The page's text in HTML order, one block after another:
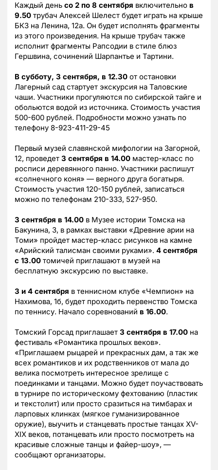
Каждый день со 2 по 8 сентября включительно в
9.50 трубач Алексей Шелест будет играть на крыше
БКЗ на Ленина, 12а. Он будет исполнять фрагменты
из этого произведения. На крыше трубач также
исполнит фрагменты Рапсодии в стиле блюз
Гершвина, сочинений Шарпантье и Тартини.
В субботу, 3 сентября, в 12.30 от остановки
Лагерный сад стартует экскурсия на Таловские
чаши. Участники прогуляются по сибирской тайге и
обольются водой из источника. Стоимость участия
500-600 рублей. Подробности можно узнать по
телефону 8-923-411-29-45
Первый музей славянской мифологии на Загорной,
12, проведет 3 сентября в 14.00 мастер-класс по
росписи деревянного панно. Участники распишут
«солнечного коня» — верного друга богатыря.
Стоимость участия 120-150 рублей, записаться
можно по телефонам 210-333, 527-950.
3 сентября в 14.00 в Музее истории Томска на
Бакунина, 3, в рамках выставки «Древние арии на
Томи» пройдет мастер-класс рисунков на камне
«Арийский талисман своими руками». 4 сентября
с 13.00 томичей приглашают в музей на
бесплатную экскурсию по выставке.
3 и 4 сентября в теннисном клубе «Чемпион» на
Нахимова, 1б, будет проходить первенство Томска
по теннису. Начало соревнований в 16.00.
Томский Горсад приглашает 3 сентября в 17.00 на
фестиваль «Романтика прошлых веков».
«Приглашаем рыцарей и прекрасных дам, а так же
всех романтиков и их родственников от мала до
велика посмотреть интересное зрелище с
поединками и танцами. Можно будет поучаствовать
в турнире по историческому фехтованию (пластик
и текстолит) или просто сразиться на тимбарах и
ларповых клинках (мягкое гуманизированное
оружие), выучить и станцевать простые танцах XV-
XIX веков, потанцевать или просто посмотреть на
красивые сложные танцы и файер-шоу», —
сообщают организаторы.